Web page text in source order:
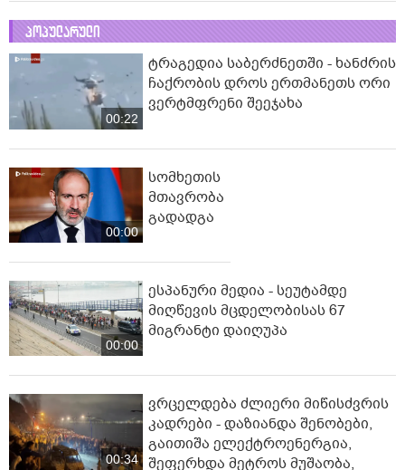
პოპულარული
00:22
ტრაგედია საბერძნეთში - ხანძრის
ჩაქრობის დროს ერთმანეთს ორი
ვერტმფრენი შეეჯახა
00:00
სომხეთის
მთავრობა
გადადგა
00:00
ესპანური მედია - სეუტამდე
მიღწევის მცდელობისას 67
მიგრანტი დაიღუპა
00:34
ვრცელდება ძლიერი მიწისძვრის
კადრები - დაზიანდა შენობები,
გაითიშა ელექტროენერგია,
შეფერხდა მეტროს მუშაობა,